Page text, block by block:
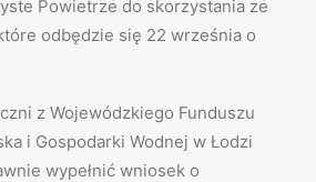
Powietrze do skorzystania ze
odbędzie się 22 września o
z Wojewódzkiego Funduszu
i Gospodarki Wodnej w Łodzi
wypełnić wniosek o